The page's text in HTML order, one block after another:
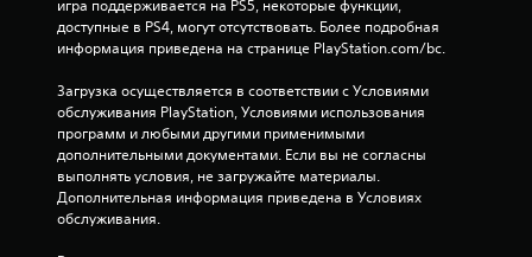
н
игра поддерживается на PS5, некоторые функции,
доступные в PS4, могут отсутствовать. Более подробная
информация приведена на странице PlayStation.com/bc.
Загрузка осуществляется в соответствии с Условиями
обслуживания PlayStation, Условиями использования
программ и любыми другими применимыми
дополнительными документами. Если вы не согласны
выполнять условия, не загружайте материалы.
Дополнительная информация приведена в Условиях
обслуживания.